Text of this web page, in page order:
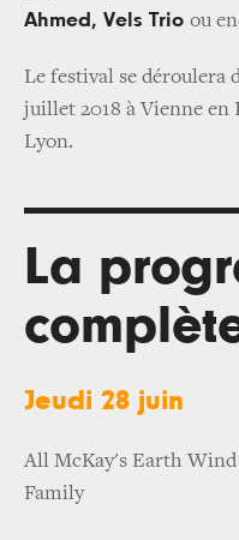
Ahmed, Vels Trio ou
Le festival se déroulera
juillet 2018 à Vienne en
Lyon.
La
Jeudi 28 juin
All McKay's Earth
Family